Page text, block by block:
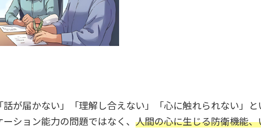
が届かない」「理解し合えない」「心に触れられない」
ション能力の問題ではなく、 人間の心に生じる防衛機能